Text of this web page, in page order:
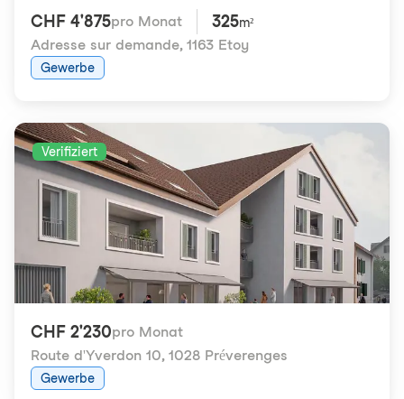
CHF 4'875pro Monat 325m²
Adresse sur demande, 1163 Etoy
Gewerbe
Verifiziert
CHF 2'230pro Monat
Route d'Yverdon 10, 1028 Préverenges
Gewerbe